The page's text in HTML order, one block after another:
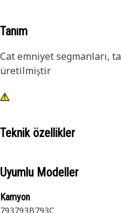
Tanım
Cat emniyet segmanları,
üretilmiştir
Teknik özellikler
Uyumlu Modeller
Kamyon
793793B793C